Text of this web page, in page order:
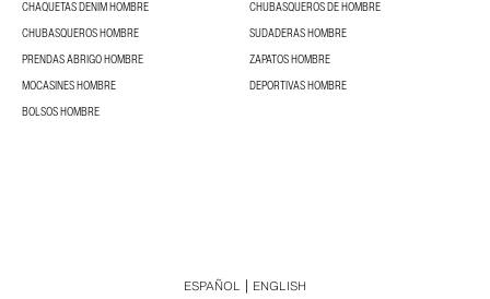
CHAQUETAS DENIM HOMBRE
CHUBASQUEROS DE HOMBRE
CHUBASQUEROS HOMBRE
SUDADERAS HOMBRE
PRENDAS ABRIGO HOMBRE
ZAPATOS HOMBRE
MOCASINES HOMBRE
DEPORTIVAS HOMBRE
BOLSOS HOMBRE
ESPAÑOL ENGLISH